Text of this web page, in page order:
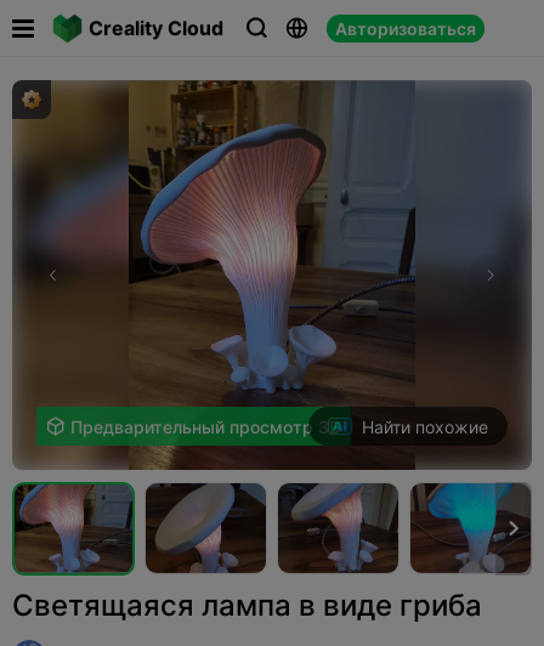
Creality Cloud   Авторизоваться
 
 Предварительный просмотр 3D Найти похожие

Светящаяся лампа в виде гриба